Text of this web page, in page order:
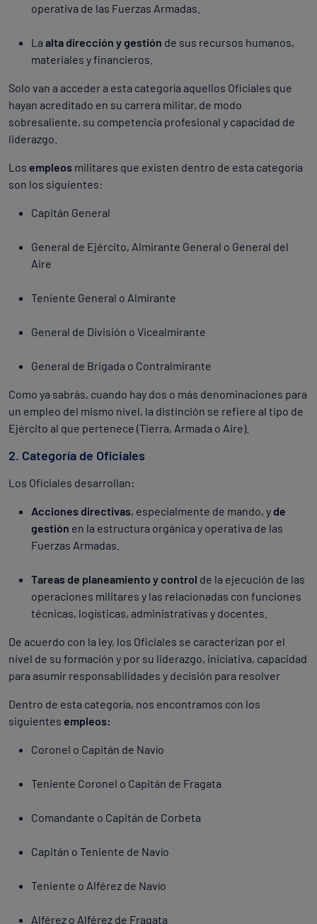
operativa de las Fuerzas Armadas.
La alta dirección y gestión de sus recursos humanos,
materiales y financieros.
Solo van a acceder a esta categoría aquellos Oficiales que
hayan acreditado en su carrera militar, de modo
sobresaliente, su competencia profesional y capacidad de
liderazgo.
Los empleos militares que existen dentro de esta categoría
son los siguientes:
Capitán General
General de Ejército, Almirante General o General del
Aire
Teniente General o Almirante
General de División o Vicealmirante
General de Brigada o Contralmirante
Como ya sabrás, cuando hay dos o más denominaciones para
un empleo del mismo nivel, la distinción se refiere al tipo de
Ejército al que pertenece (Tierra, Armada o Aire).
2. Categoría de Oficiales
Los Oficiales desarrollan:
Acciones directivas, especialmente de mando, y de
gestión en la estructura orgánica y operativa de las
Fuerzas Armadas.
Tareas de planeamiento y control de la ejecución de las
operaciones militares y las relacionadas con funciones
técnicas, logísticas, administrativas y docentes.
De acuerdo con la ley, los Oficiales se caracterizan por el
nivel de su formación y por su liderazgo, iniciativa, capacidad
para asumir responsabilidades y decisión para resolver
Dentro de esta categoría, nos encontramos con los
siguientes empleos:
Coronel o Capitán de Navío
Teniente Coronel o Capitán de Fragata
Comandante o Capitán de Corbeta
Capitán o Teniente de Navío
Teniente o Alférez de Navío
Alférez o Alférez de Fragata